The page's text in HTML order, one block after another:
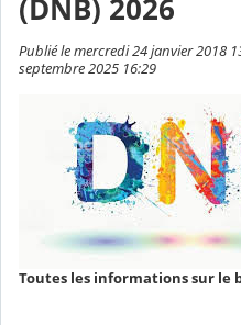
(DNB) 2026
Publié le mercredi 24 janvier 2018
septembre 2025 16:29
Toutes les informations sur le